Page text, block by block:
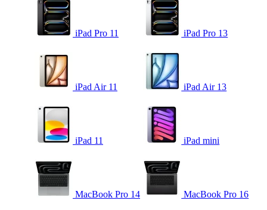
iPad Pro 11 iPad Pro 13
iPad Air 11 iPad Air 13
iPad 11 iPad mini
MacBook Pro 14 MacBook Pro 16